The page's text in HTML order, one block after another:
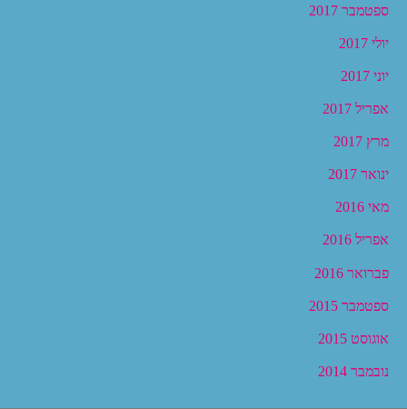
ספטמבר 2017
יולי 2017
יוני 2017
אפריל 2017
מרץ 2017
ינואר 2017
מאי 2016
אפריל 2016
פברואר 2016
ספטמבר 2015
אוגוסט 2015
נובמבר 2014